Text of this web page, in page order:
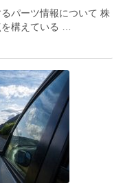
パーツ情報について 株
構えている …